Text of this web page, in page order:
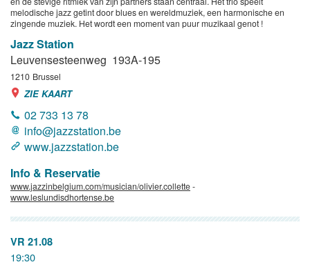
melodische jazz getint door blues en wereldmuziek, een harmonische en
zingende muziek. Het wordt een moment van puur muzikaal genot !
Jazz Station
Leuvensesteenweg 193A-195
1210 Brussel
ZIE KAART
02 733 13 78
info@jazzstation.be
www.jazzstation.be
Info & Reservatie
www.jazzinbelgium.com/musician/olivier.collette-
www.leslundisdhortense.be
VR 21.08
19:30